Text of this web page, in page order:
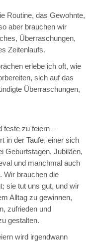
Routine, das Gewohnte,
aber brauchen wir
Überraschungen,
Zeitenlaufs.
erlebe ich oft, wie
sich auf das
Überraschungen,
feste zu feiern –
in der Taufe, einer sich
Geburtstagen, Jubiläen,
und manchmal auch
Wir brauchen die
sie tut uns gut, und wir
Alltag zu gewinnen,
zufrieden und
gestalten.
wird irgendwann